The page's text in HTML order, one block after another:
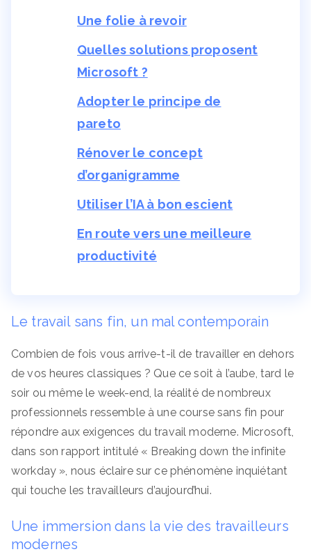
Une folie à revoir
Quelles solutions proposent
Microsoft ?
Adopter le principe de
pareto
Rénover le concept
d’organigramme
Utiliser l’IA à bon escient
En route vers une meilleure
productivité
Le travail sans fin, un mal contemporain
Combien de fois vous arrive-t-il de travailler en dehors
de vos heures classiques ? Que ce soit à l’aube, tard le
soir ou même le week-end, la réalité de nombreux
professionnels ressemble à une course sans fin pour
répondre aux exigences du travail moderne. Microsoft,
dans son rapport intitulé « Breaking down the infinite
workday », nous éclaire sur ce phénomène inquiétant
qui touche les travailleurs d’aujourd’hui.
Une immersion dans la vie des travailleurs
modernes